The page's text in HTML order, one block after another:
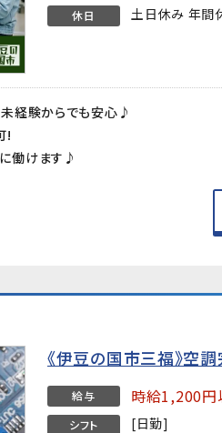
休日 土日休み 年間
未経験からでも安心♪
!
働けます♪
《伊豆の国市三福》空
給与 時給1,200円
シフト [日勤]